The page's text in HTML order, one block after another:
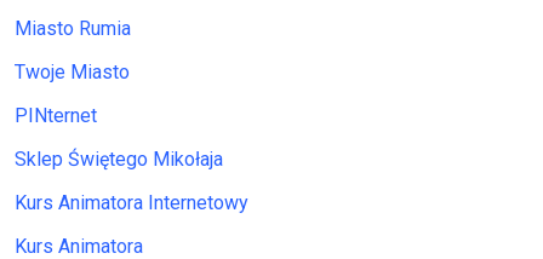
Miasto Rumia
Twoje Miasto
PINternet
Sklep Świętego Mikołaja
Kurs Animatora Internetowy
Kurs Animatora